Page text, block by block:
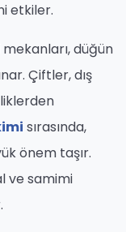
etkiler.
düğün
Çiftler, dış
sırasında,
önem taşır.
ve samimi